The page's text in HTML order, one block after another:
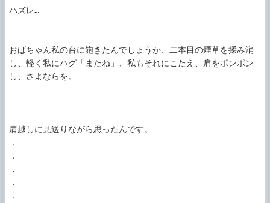
ハズレ…
おばちゃん私の台に飽きたんでしょうか、二本目の煙草を揉み消
し、軽く私にハグ「またね」、私もそれにこたえ、肩をポンポン
し、さよならを。
肩越しに見送りながら思ったんです。
．
．
．
．
．